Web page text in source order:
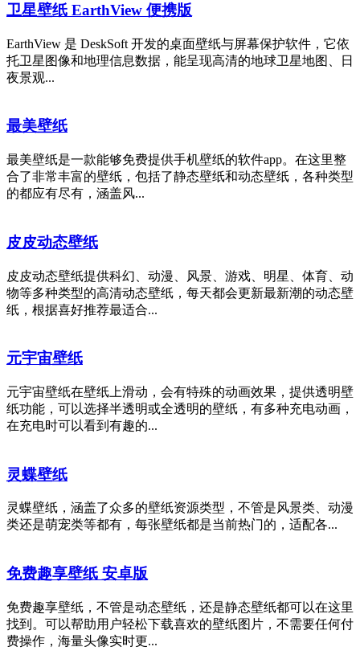
卫星壁纸 EarthView 便携版
EarthView 是 DeskSoft 开发的桌面壁纸与屏幕保护软件，它依
托卫星图像和地理信息数据，能呈现高清的地球卫星地图、日
夜景观...
最美壁纸
最美壁纸是一款能够免费提供手机壁纸的软件app。在这里整
合了非常丰富的壁纸，包括了静态壁纸和动态壁纸，各种类型
的都应有尽有，涵盖风...
皮皮动态壁纸
皮皮动态壁纸提供科幻、动漫、风景、游戏、明星、体育、动
物等多种类型的高清动态壁纸，每天都会更新最新潮的动态壁
纸，根据喜好推荐最适合...
元宇宙壁纸
元宇宙壁纸在壁纸上滑动，会有特殊的动画效果，提供透明壁
纸功能，可以选择半透明或全透明的壁纸，有多种充电动画，
在充电时可以看到有趣的...
灵蝶壁纸
灵蝶壁纸，涵盖了众多的壁纸资源类型，不管是风景类、动漫
类还是萌宠类等都有，每张壁纸都是当前热门的，适配各...
免费趣享壁纸 安卓版
免费趣享壁纸，不管是动态壁纸，还是静态壁纸都可以在这里
找到。可以帮助用户轻松下载喜欢的壁纸图片，不需要任何付
费操作，海量头像实时更...